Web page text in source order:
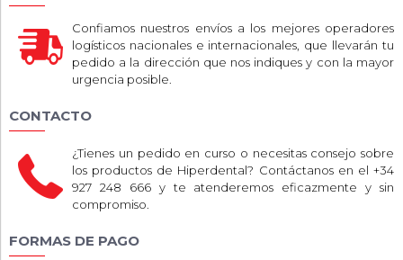
Confiamos nuestros envíos a los mejores operadores
logísticos nacionales e internacionales, que llevarán tu
pedido a la dirección que nos indiques y con la mayor
urgencia posible.
CONTACTO
¿Tienes un pedido en curso o necesitas consejo sobre
los productos de Hiperdental? Contáctanos en el +34
927 248 666 y te atenderemos eficazmente y sin
compromiso.
FORMAS DE PAGO